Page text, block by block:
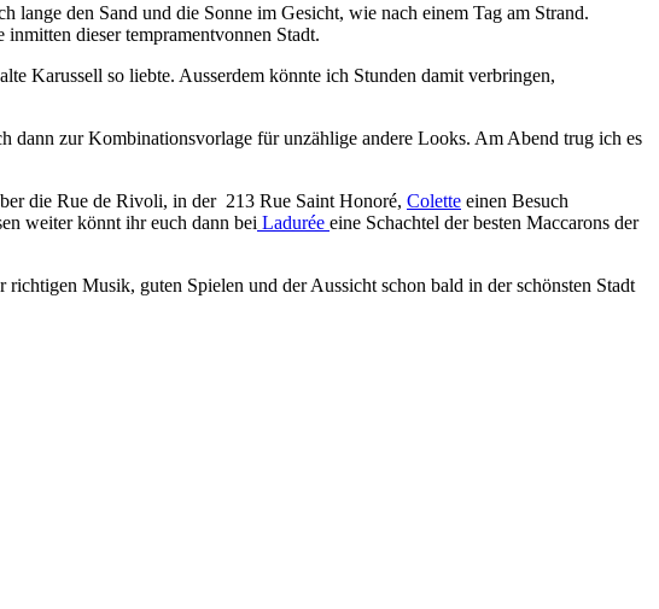
lange den Sand und die Sonne im Gesicht, wie nach einem Tag am Strand.
dieser tempramentvonnen Stadt.
Karussell so liebte. Ausserdem könnte ich Stunden damit verbringen,
dann zur Kombinationsvorlage für unzählige andere Looks. Am Abend trug ich es
die Rue de Rivoli, in der 213 Rue Saint Honoré, Colette einen Besuch
weiter könnt ihr euch dann bei Ladurée eine Schachtel der besten Maccarons der
Musik, guten Spielen und der Aussicht schon bald in der schönsten Stadt